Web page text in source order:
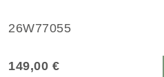
26W77055
149,00 €